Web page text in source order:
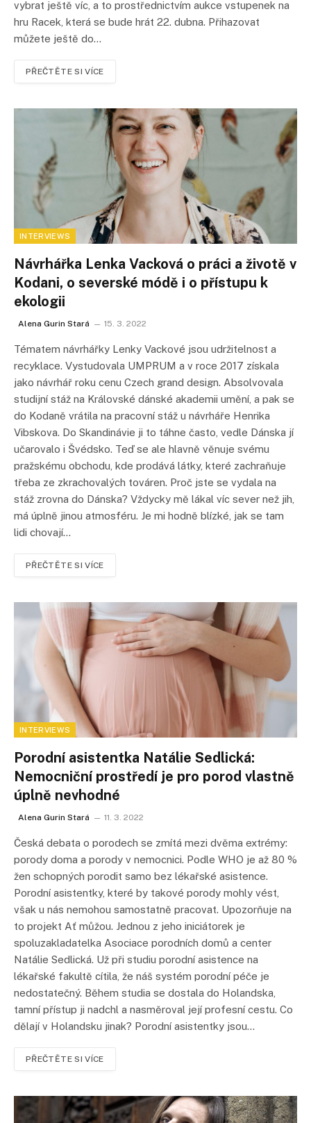
vybrat ještě víc, a to prostřednictvím aukce vstupenek na
hru Racek, která se bude hrát 22. dubna. Přihazovat
můžete ještě do…
PŘEČTĚTE SI VÍCE
INTERVIEWS
Návrhářka Lenka Vacková o práci a životě v
Kodani, o severské módě i o přístupu k
ekologii
Alena Gurin Stará 15. 3. 2022
Tématem návrhářky Lenky Vackové jsou udržitelnost a
recyklace. Vystudovala UMPRUM a v roce 2017 získala
jako návrhář roku cenu Czech grand design. Absolvovala
studijní stáž na Královské dánské akademii umění, a pak se
do Kodaně vrátila na pracovní stáž u návrháře Henrika
Vibskova. Do Skandinávie ji to táhne často, vedle Dánska jí
učarovalo i Švédsko. Teď se ale hlavně věnuje svému
pražskému obchodu, kde prodává látky, které zachraňuje
třeba ze zkrachovalých továren. Proč jste se vydala na
stáž zrovna do Dánska? Vždycky mě lákal víc sever než jih,
má úplně jinou atmosféru. Je mi hodně blízké, jak se tam
lidi chovají…
PŘEČTĚTE SI VÍCE
INTERVIEWS
Porodní asistentka Natálie Sedlická:
Nemocniční prostředí je pro porod vlastně
úplně nevhodné
Alena Gurin Stará 11. 3. 2022
Česká debata o porodech se zmítá mezi dvěma extrémy:
porody doma a porody v nemocnici. Podle WHO je až 80 %
žen schopných porodit samo bez lékařské asistence.
Porodní asistentky, které by takové porody mohly vést,
však u nás nemohou samostatně pracovat. Upozorňuje na
to projekt Ať můžou. Jednou z jeho iniciátorek je
spoluzakladatelka Asociace porodních domů a center
Natálie Sedlická. Už při studiu porodní asistence na
lékařské fakultě cítila, že náš systém porodní péče je
nedostatečný. Během studia se dostala do Holandska,
tamní přístup ji nadchl a nasměroval její profesní cestu. Co
dělají v Holandsku jinak? Porodní asistentky jsou…
PŘEČTĚTE SI VÍCE